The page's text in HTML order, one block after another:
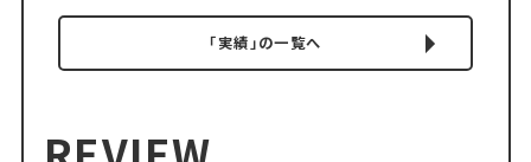
「実績」の一覧へ